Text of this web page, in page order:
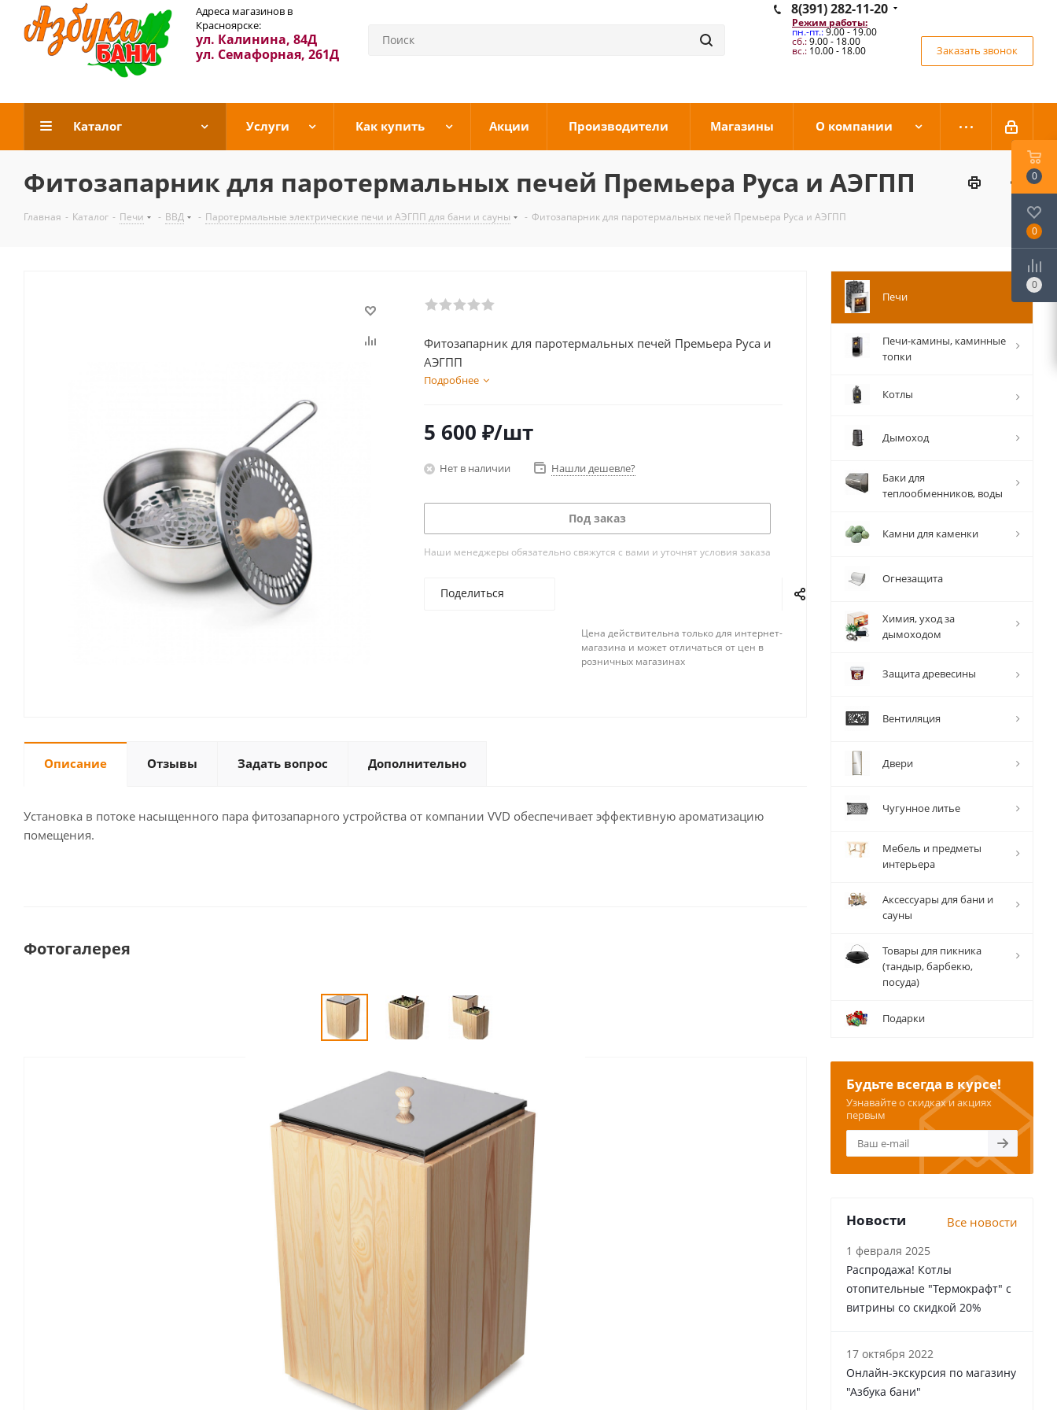
Адреса магазинов в
Красноярске:
ул. Калинина, 84Д
ул. Семафорная, 261Д
8(391) 282-11-20
Режим работы:
пн.-пт.:9.00 - 19.00
сб.:9.00 - 18.00
вс.: 10.00 - 18.00 Заказать звонок
Каталог Услуги Как купить Акции Производители Магазины О компании
Фитозапарник для паротермальных печей Премьера Руса и АЭГПП
Главная - Каталог - Печи - ВВД - Паротермальные электрические печи и АЭГПП для бани и сауны - Фитозапарник для паротермальных печей Премьера Руса и АЭГПП
Фитозапарник для паротермальных печей Премьера Руса и
АЭГПП
Подробнее
5 600 ₽/шт
Нет в наличии Нашли дешевле?
Под заказ
Наши менеджеры обязательно свяжутся с вами и уточнят условия заказа
Поделиться
Цена действительна только для интернет-
магазина и может отличаться от цен в
розничных магазинах
Описание Отзывы Задать вопрос Дополнительно
Установка в потоке насыщенного пара фитозапарного устройства от компании VVD обеспечивает эффективную ароматизацию
помещения.
Фотогалерея
Печи
Печи-камины, каминные
топки
Котлы
Дымоход
Баки для
теплообменников, воды
Камни для каменки
Огнезащита
Химия, уход за
дымоходом
Защита древесины
Вентиляция
Двери
Чугунное литье
Мебель и предметы
интерьера
Аксессуары для бани и
сауны
Товары для пикника
(тандыр, барбекю,
посуда)
Подарки
Будьте всегда в курсе!
Узнавайте о скидках и акциях
первым
Новости Все новости
1 февраля 2025
Распродажа! Котлы
отопительные "Термокрафт" с
витрины со скидкой 20%
17 октября 2022
Онлайн-экскурсия по магазину
"Азбука бани"
0
0
0